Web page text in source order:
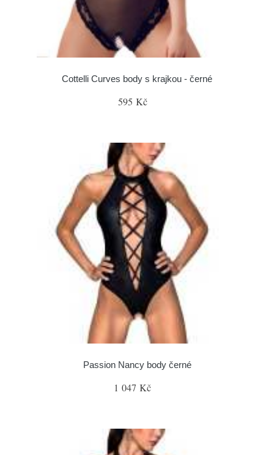
Cottelli Curves body s krajkou - černé
595 Kč
Passion Nancy body černé
1 047 Kč